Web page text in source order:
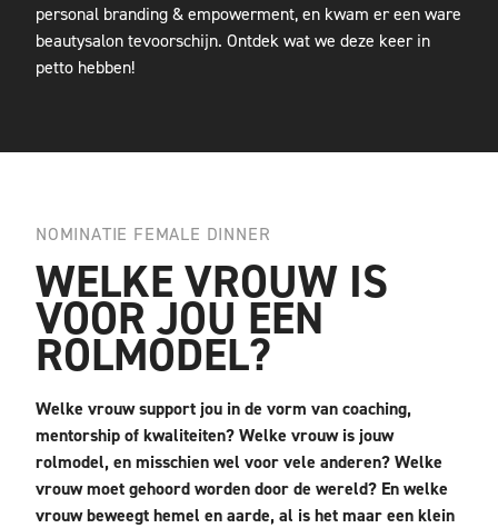
personal branding & empowerment, en kwam er een ware
beautysalon tevoorschijn. Ontdek wat we deze keer in
petto hebben!
NOMINATIE FEMALE DINNER
WELKE VROUW IS
VOOR JOU EEN
ROLMODEL?
Welke vrouw support jou in de vorm van coaching,
mentorship of kwaliteiten? Welke vrouw is jouw
rolmodel, en misschien wel voor vele anderen? Welke
vrouw moet gehoord worden door de wereld? En welke
vrouw beweegt hemel en aarde, al is het maar een klein